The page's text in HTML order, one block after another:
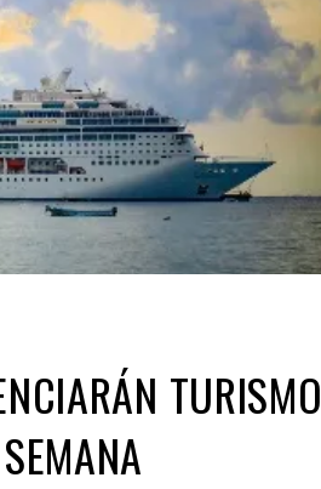
TURISMO